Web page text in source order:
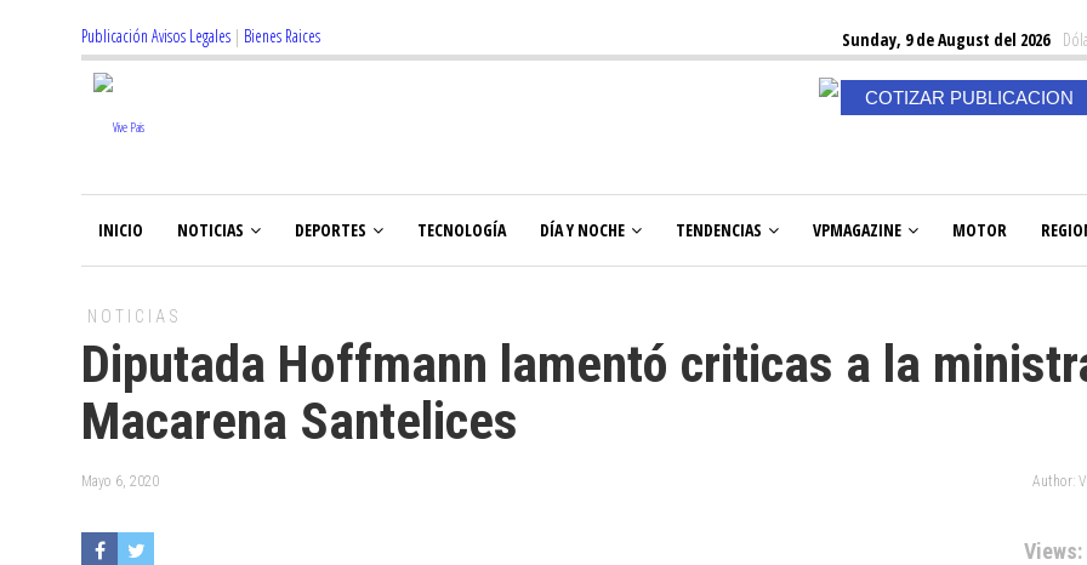
Publicación Avisos Legales | Bienes Raices Sunday, 9 de August del 2026
COTIZAR PUBLICACION
INICIO NOTICIAS DEPORTES TECNOLOGÍA DÍA Y NOCHE TENDENCIAS VPMAGAZINE MOTOR
NOTICIAS
Diputada Hoffmann lamentó criticas a la
Macarena Santelices
Mayo 6, 2020 Author:
Views: